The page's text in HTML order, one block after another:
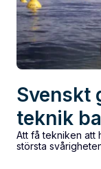
Svenskt
teknik
Att få tekniken att
största